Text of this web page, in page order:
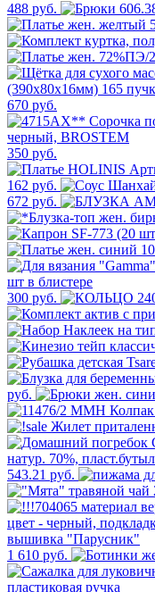
488 руб.
670 руб.
350 руб.
162 руб.
672 руб.
300 руб.
руб.
543.21 руб.
1 610 руб.